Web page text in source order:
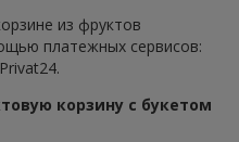
из фруктов
платежных сервисов:
корзину с букетом